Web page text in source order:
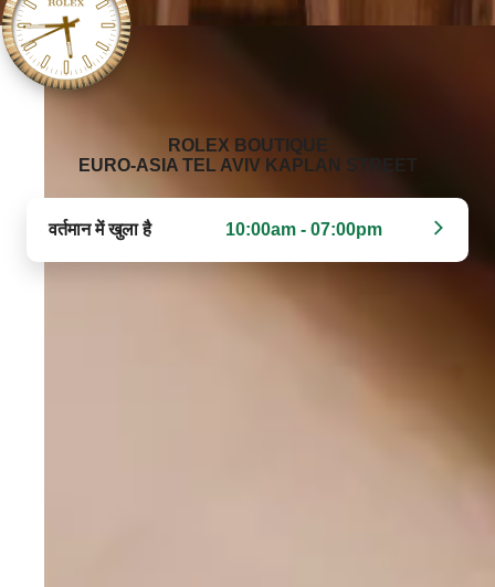
‭ROLEX BOUTIQUE
EURO-ASIA TEL AVIV KAPLAN STREET‬
वर्तमान में खुला है 10:00am - 07:00pm